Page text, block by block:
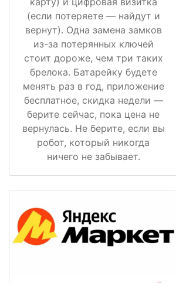
(если потеряете — найдут и
вернут). Одна замена замков
из-за потерянных ключей
стоит дороже, чем три таких
брелока. Батарейку будете
менять раз в год, приложение
бесплатное, скидка недели —
берите сейчас, пока цена не
вернулась. Не берите, если вы
робот, который никогда
ничего не забывает.